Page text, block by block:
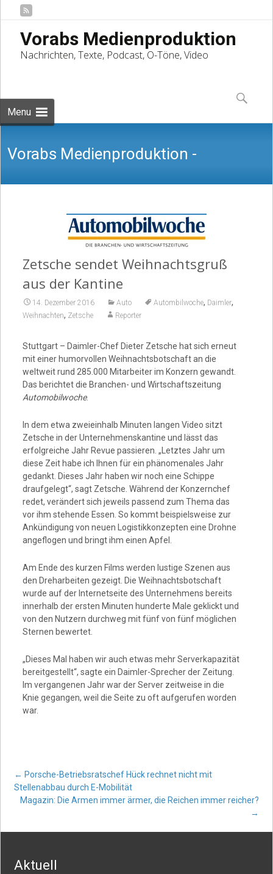
Vorabs Medienproduktion
Nachrichten, Texte, Podcast, O-Töne, Video
Menu
to
content
Suchen
nach:
Vorabs Medienproduktion -
Nachrichten, Texte, Podcast, O-Töne,
Zetsche sendet Weihnachtsgruß
aus der Kantine
14. Dezember 2016 Auto Autombilwoche, Daimler,
Weihnachten, Zetsche Reporter
Stuttgart – Daimler-Chef Dieter Zetsche hat sich erneut
mit einer humorvollen Weihnachtsbotschaft an die
weltweit rund 285.000 Mitarbeiter im Konzern gewandt.
Das berichtet die Branchen- und Wirtschaftszeitung
Automobilwoche.
In dem etwa zweieinhalb Minuten langen Video sitzt
Zetsche in der Unternehmenskantine und lässt das
erfolgreiche Jahr Revue passieren. „Letztes Jahr um
diese Zeit habe ich Ihnen für ein phänomenales Jahr
gedankt. Dieses Jahr haben wir noch eine Schippe
draufgelegt“, sagt Zetsche. Während der Konzernchef
redet, verändert sich jeweils passend zum Thema das
vor ihm stehende Essen. So kommt beispielsweise zur
Ankündigung von neuen Logistikkonzepten eine Drohne
angeflogen und bringt ihm einen Apfel.
Am Ende des kurzen Films werden lustige Szenen aus
den Dreharbeiten gezeigt. Die Weihnachtsbotschaft
wurde auf der Internetseite des Unternehmens bereits
innerhalb der ersten Minuten hunderte Male geklickt und
von den Nutzern durchweg mit fünf von fünf möglichen
Sternen bewertet.
„Dieses Mal haben wir auch etwas mehr Serverkapazität
bereitgestellt“, sagte ein Daimler-Sprecher der Zeitung.
Im vergangenen Jahr war der Server zeitweise in die
Knie gegangen, weil die Seite zu oft aufgerufen worden
war.
Post
navigation
← Porsche-Betriebsratschef Hück rechnet nicht mit
Stellenabbau durch E-Mobilität
Magazin: Die Armen immer ärmer, die Reichen immer reicher?
→
Aktuell